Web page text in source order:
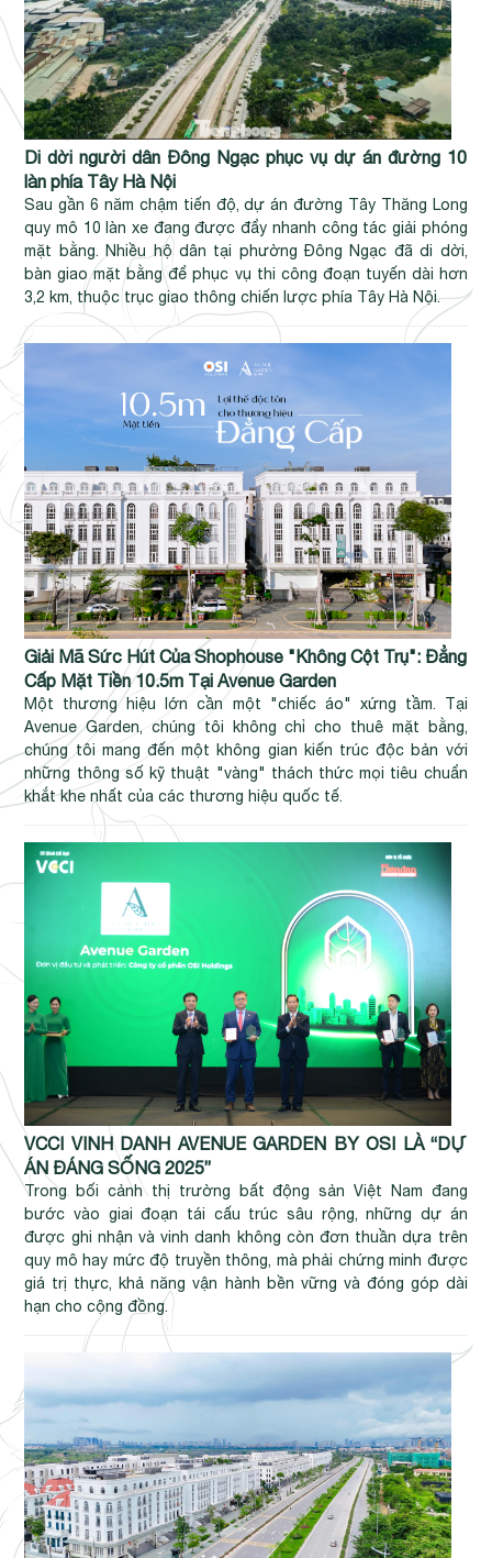
Di dời người dân Đông Ngạc phục vụ dự án đường 10
làn phía Tây Hà Nội
Sau gần 6 năm chậm tiến độ, dự án đường Tây Thăng Long
quy mô 10 làn xe đang được đẩy nhanh công tác giải phóng
mặt bằng. Nhiều hộ dân tại phường Đông Ngạc đã di dời,
bàn giao mặt bằng để phục vụ thi công đoạn tuyến dài hơn
3,2 km, thuộc trục giao thông chiến lược phía Tây Hà Nội.
Giải Mã Sức Hút Của Shophouse "Không Cột Trụ": Đẳng
Cấp Mặt Tiền 10.5m Tại Avenue Garden
Một thương hiệu lớn cần một "chiếc áo" xứng tầm. Tại
Avenue Garden, chúng tôi không chỉ cho thuê mặt bằng,
chúng tôi mang đến một không gian kiến trúc độc bản với
những thông số kỹ thuật "vàng" thách thức mọi tiêu chuẩn
khắt khe nhất của các thương hiệu quốc tế.
VCCI VINH DANH AVENUE GARDEN BY OSI LÀ “DỰ
ÁN ĐÁNG SỐNG 2025”
Trong bối cảnh thị trường bất động sản Việt Nam đang
bước vào giai đoạn tái cấu trúc sâu rộng, những dự án
được ghi nhận và vinh danh không còn đơn thuần dựa trên
quy mô hay mức độ truyền thông, mà phải chứng minh được
giá trị thực, khả năng vận hành bền vững và đóng góp dài
hạn cho cộng đồng.